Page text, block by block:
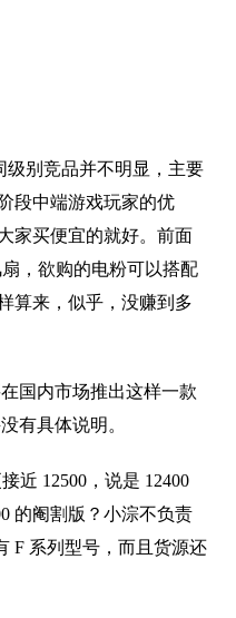
级别竞品并不明显，主要
段中端游戏玩家的优
家买便宜的就好。前面
，欲购的电粉可以搭配
算来，似乎，没赚到多
国内市场推出这样一款
有具体说明。
近 12500，说是 12400
的阉割版？小淙不负责
F 系列型号，而且货源还